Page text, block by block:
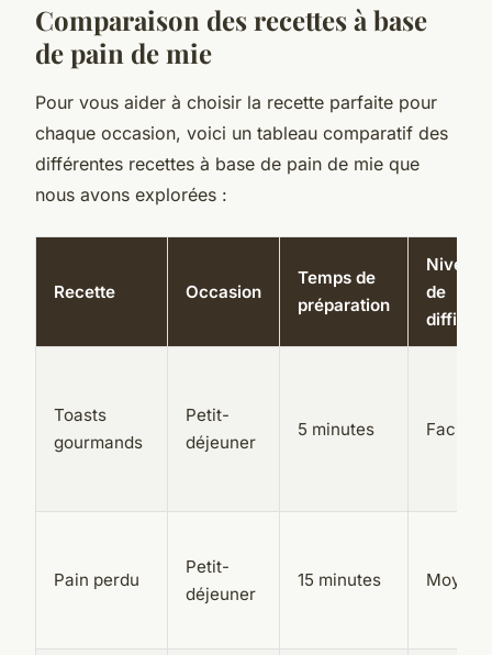
Comparaison des recettes à base
de pain de mie
Pour vous aider à choisir la recette parfaite pour
chaque occasion, voici un tableau comparatif des
différentes recettes à base de pain de mie que
nous avons explorées :
Recette Occasion
Temps de
préparation
Niveau
de
Toasts
gourmands
Petit-
déjeuner
5 minutes Facile
Pain perdu
Petit-
déjeuner
15 minutes Moyen